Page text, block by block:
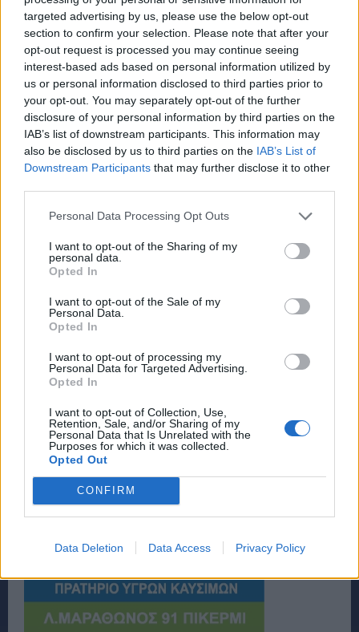
targeted advertising by us, please use the below opt-out
section to confirm your selection. Please note that after your
opt-out request is processed you may continue seeing
interest-based ads based on personal information utilized by
us or personal information disclosed to third parties prior to
your opt-out. You may separately opt-out of the further
disclosure of your personal information by third parties on the
IAB’s list of downstream participants. This information may
also be disclosed by us to third parties on the IAB’s List of
Downstream Participants that may further disclose it to other
Personal Data Processing Opt Outs
I want to opt-out of the Sharing of my
personal data.
Opted In
I want to opt-out of the Sale of my
Personal Data.
Opted In
I want to opt-out of processing my
Personal Data for Targeted Advertising.
Opted In
I want to opt-out of Collection, Use,
Retention, Sale, and/or Sharing of my
Personal Data that Is Unrelated with the
Purposes for which it was collected.
Opted Out
CONFIRM
Data Deletion Data Access Privacy Policy